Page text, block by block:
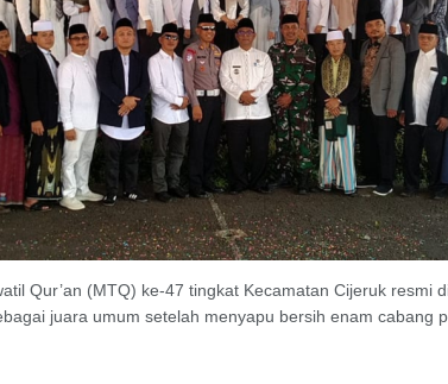
Qur’an (MTQ) ke-47 tingkat Kecamatan Cijeruk resmi
juara umum setelah menyapu bersih enam cabang